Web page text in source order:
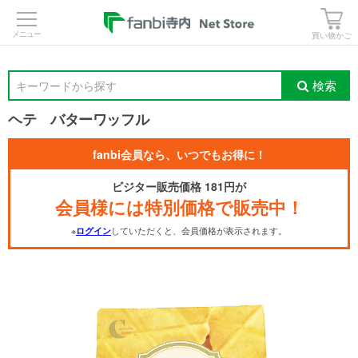
買い物かご
キーワードから探す 検索
ヘテ バターワッフル
fanbi会員なら、いつでもお得に！
ビジター販売価格 181円が
会員様には特別価格で販売中！
※ログインしていただくと、会員価格が表示されます。